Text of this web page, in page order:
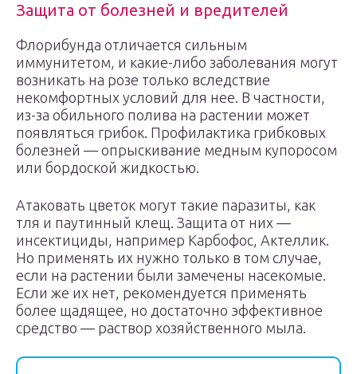
Защита от болезней и вредителей
Флорибунда отличается сильным
иммунитетом, и какие-либо заболевания могут
возникать на розе только вследствие
некомфортных условий для нее. В частности,
из-за обильного полива на растении может
появляться грибок. Профилактика грибковых
болезней — опрыскивание медным купоросом
или бордоской жидкостью.
Атаковать цветок могут такие паразиты, как
тля и паутинный клещ. Защита от них —
инсектициды, например Карбофос, Актеллик.
Но применять их нужно только в том случае,
если на растении были замечены насекомые.
Если же их нет, рекомендуется применять
более щадящее, но достаточно эффективное
средство — раствор хозяйственного мыла.